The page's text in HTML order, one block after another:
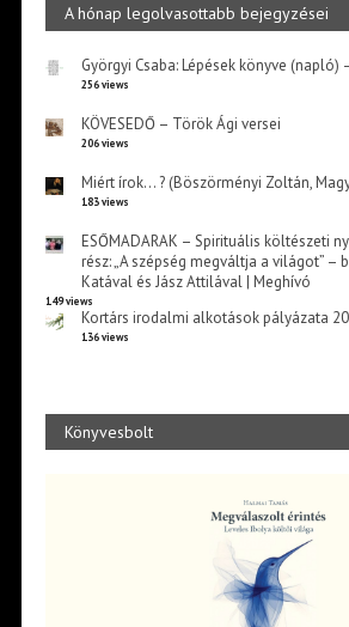
A hónap legolvasottabb bejegyzései
Györgyi Csaba: Lépések könyve (napló)
256 views
KÖVESEDŐ – Török Ági versei
206 views
Miért írok… ? (Böszörményi Zoltán,
183 views
ESŐMADARAK – Spirituális költészeti
rész: „A szépség megváltja a világot” –
Katával és Jász Attilával | Meghívó
149 views
Kortárs irodalmi alkotások pályázata
136 views
Könyvesbolt